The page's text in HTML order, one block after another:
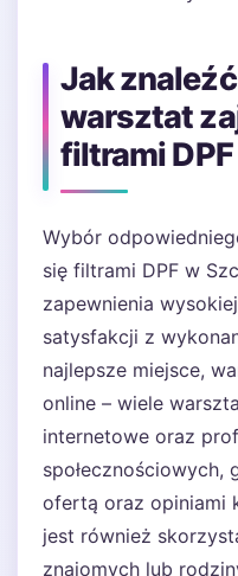
Jak
warsztat
filtrami
Wybór
się filtrami DPF w
zapewnienia
satysfakcji z
najlepsze miejsce,
online – wiele
internetowe oraz
społecznościowych,
ofertą oraz opiniami
jest również
znajomych lub